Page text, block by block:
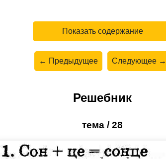
Показать содержание
← Предыдущее Следующее →
Решебник
тема / 28